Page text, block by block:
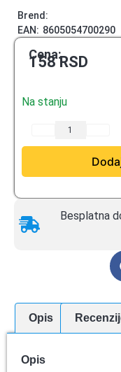
Brend:
EAN: 8605054700290
Cena:
158RSD
Na stanju
Besplatna
Opis
Opis